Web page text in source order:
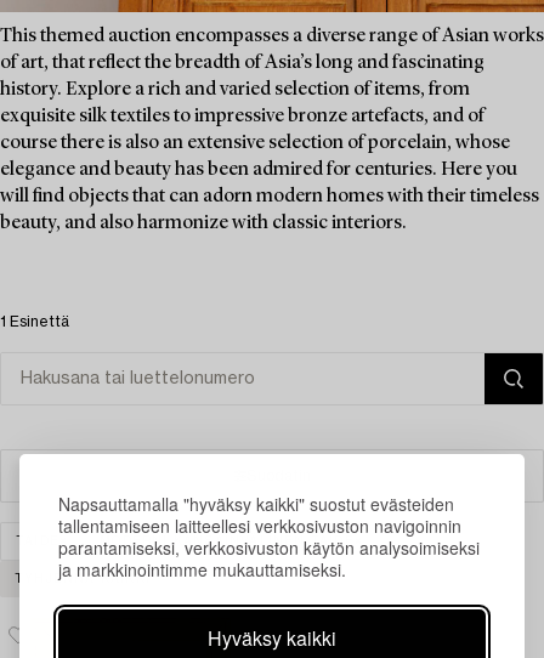
Napsauttamalla "hyväksy kaikki" suostut evästeiden
tallentamiseen laitteellesi verkkosivuston navigoinnin
parantamiseksi, verkkosivuston käytön analysoimiseksi
ja markkinointimme mukauttamiseksi.
Hyväksy kaikki
This themed auction encompasses a diverse range of Asian works
of art, that reflect the breadth of Asia’s long and fascinating
history. Explore a rich and varied selection of items, from
exquisite silk textiles to impressive bronze artefacts, and of
course there is also an extensive selection of porcelain, whose
elegance and beauty has been admired for centuries. Here you
will find objects that can adorn modern homes with their timeless
beauty, and also harmonize with classic interiors.
1 Esinettä
MODERNI KANSAINVÄLINEN TAIDE
TYHJENNÄ KAIKKI